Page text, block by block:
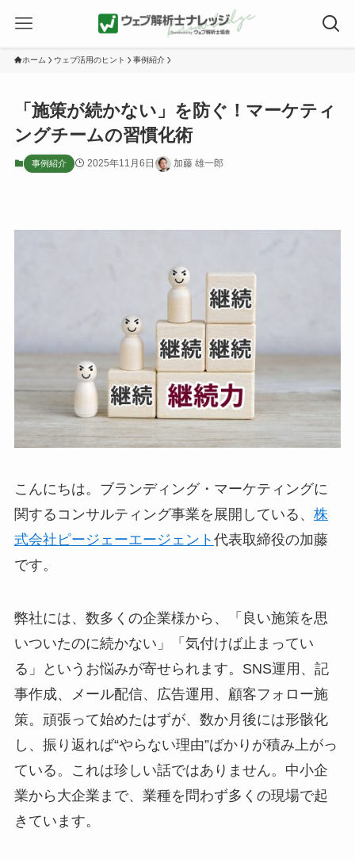
ホーム ウェブ活用のヒント 事例紹介
「施策が続かない」を防ぐ！マーケティ
ングチームの習慣化術
事例紹介 2025年11月6日 加藤 雄一郎
こんにちは。ブランディング・マーケティングに
関するコンサルティング事業を展開している、 株
式会社ピージェーエージェント 代表取締役の加藤
です。
弊社には、数多くの企業様から、「良い施策を思
いついたのに続かない」「気付けば止まってい
る」というお悩みが寄せられます。SNS運用、記
事作成、メール配信、広告運用、顧客フォロー施
策。頑張って始めたはずが、数か月後には形骸化
し、振り返れば“やらない理由”ばかりが積み上がっ
ている。これは珍しい話ではありません。中小企
業から大企業まで、業種を問わず多くの現場で起
きています。